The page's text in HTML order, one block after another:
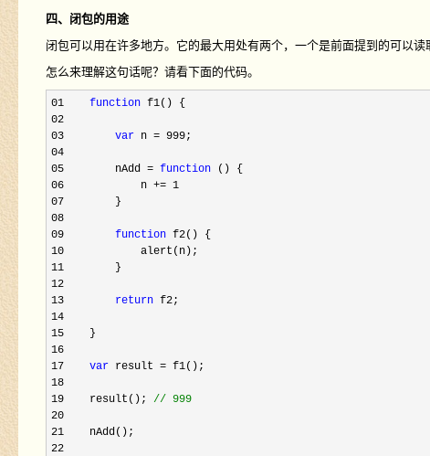
四、闭包的用途
闭包可以用在许多地方。它的最大用处有两个，一个是前面提到的可以
怎么来理解这句话呢？请看下面的代码。
01 function
02
03 var n = 999
04
05        nAdd = function
06            n += 1
07
08
09 function
10
11
12
13 return
14
15
16
17 var result =
18
19    result(); // 999
20
21
22